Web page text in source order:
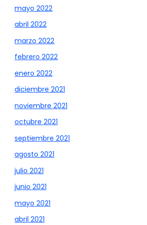
mayo 2022
abril 2022
marzo 2022
febrero 2022
enero 2022
diciembre 2021
noviembre 2021
octubre 2021
septiembre 2021
agosto 2021
julio 2021
junio 2021
mayo 2021
abril 2021